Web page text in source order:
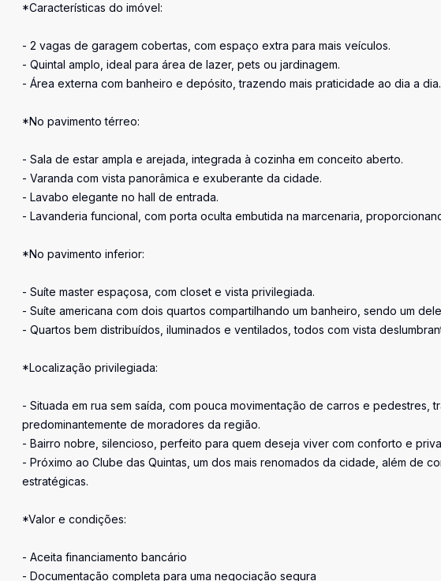
*Características do imóvel:
- 2 vagas de garagem cobertas, com espaço extra para mais veículos.
- Quintal amplo, ideal para área de lazer, pets ou jardinagem.
- Área externa com banheiro e depósito, trazendo mais praticidade ao dia a dia.
*No pavimento térreo:
- Sala de estar ampla e arejada, integrada à cozinha em conceito aberto.
- Varanda com vista panorâmica e exuberante da cidade.
- Lavabo elegante no hall de entrada.
- Lavanderia funcional, com porta oculta embutida na marcenaria,
*No pavimento inferior:
- Suíte master espaçosa, com closet e vista privilegiada.
- Suíte americana com dois quartos compartilhando um banheiro, sendo um
- Quartos bem distribuídos, iluminados e ventilados, todos com vista
*Localização privilegiada:
- Situada em rua sem saída, com pouca movimentação de carros e
predominantemente de moradores da região.
- Bairro nobre, silencioso, perfeito para quem deseja viver com conforto e
- Próximo ao Clube das Quintas, um dos mais renomados da cidade, além de
estratégicas.
*Valor e condições:
- Aceita financiamento bancário
- Documentação completa para uma negociação segura